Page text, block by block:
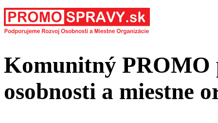
Komunitný
osobnosti a miestne